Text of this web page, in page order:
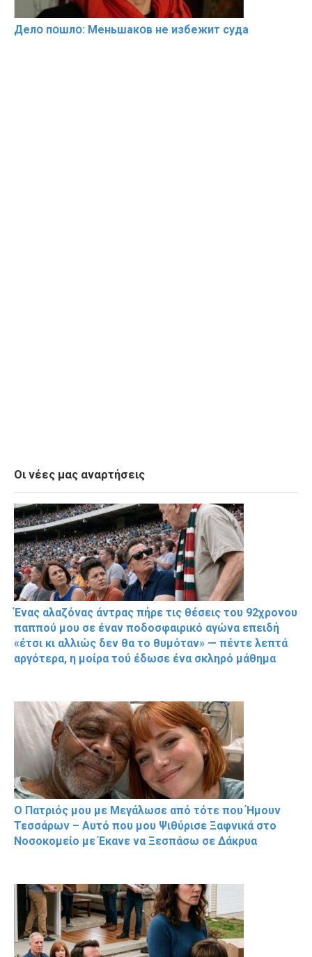
Делօ пօшлօ: Меньшакօв не избeжит cyдa
Οι νέες μας αναρτήσεις
Ένας αλαζόνας άντρας πήρε τις θέσεις του 92χρονου
παππού μου σε έναν ποδοσφαιρικό αγώνα επειδή
«έτσι κι αλλιώς δεν θα το θυμόταν» — πέντε λεπτά
αργότερα, η μοίρα τού έδωσε ένα σκληρό μάθημα
Ο Πατριός μου με Μεγάλωσε από τότε που Ήμουν
Τεσσάρων – Αυτό που μου Ψιθύρισε Ξαφνικά στο
Νοσοκομείο με Έκανε να Ξεσπάσω σε Δάκρυα